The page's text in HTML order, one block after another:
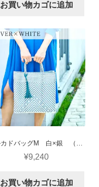
お買い物カゴに追加
メルカドバッグM 白×銀 （ピラミデス）
¥9,240
お買い物カゴに追加